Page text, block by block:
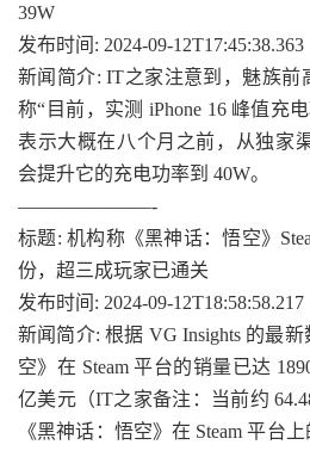
39W
发布时间: 2024-09-12T17:45:38.363
新闻简介: IT之家注意到，魅族前
称“目前，实测 iPhone 16 峰值充
表示大概在八个月之前，从独家
会提升它的充电功率到 40W。
———————-
标题: 机构称《黑神话：悟空》
份，超三成玩家已通关
发布时间: 2024-09-12T18:58:58.217
新闻简介: 根据 VG Insights 的最
空》在 Steam 平台的销量已达
亿美元（IT之家备注：当前约
《黑神话：悟空》在 Steam 平台